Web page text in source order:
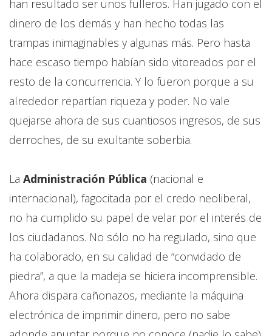
han resultado ser unos fulleros. Han jugado con el
dinero de los demás y han hecho todas las
trampas inimaginables y algunas más. Pero hasta
hace escaso tiempo habían sido vitoreados por el
resto de la concurrencia. Y lo fueron porque a su
alrededor repartían riqueza y poder. No vale
quejarse ahora de sus cuantiosos ingresos, de sus
derroches, de su exultante soberbia.
La Administración Pública (nacional e
internacional), fagocitada por el credo neoliberal,
no ha cumplido su papel de velar por el interés de
los ciudadanos. No sólo no ha regulado, sino que
ha colaborado, en su calidad de “convidado de
piedra”, a que la madeja se hiciera incomprensible.
Ahora dispara cañonazos, mediante la máquina
electrónica de imprimir dinero, pero no sabe